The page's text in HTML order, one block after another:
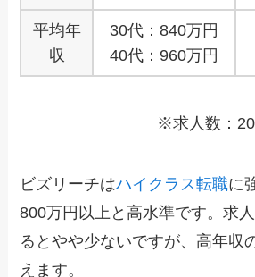
平均年
収
30代：840万円
40代：960万円
※求人数：
ビズリーチはハイクラス転職に
800万円以上と高水準です。求
るとやや少ないですが、高年収
えます。